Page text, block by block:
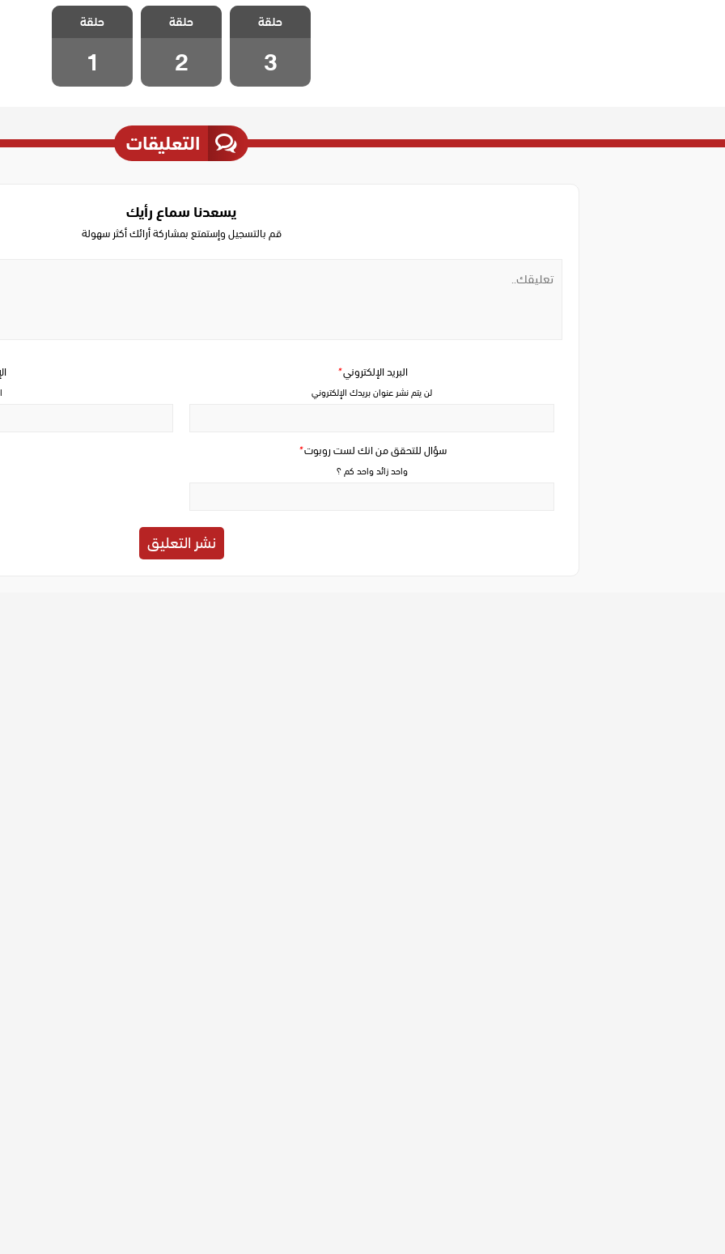
مسلسل اطفال
الجنة الحلقة 3
حلقة
3
مسلسل اطفال
الجنة الحلقة 2
حلقة
2
مسلسل اطفال
الجنة الحلقة 1
حلقة
1
التعليقات
يسعدنا سماع رأيك
قم بالتسجيل وإستمتع بمشاركة أرائك أكثر سهولة
سؤال للتحقق من انك لست روبوت*
واحد زائد واحد كم ؟
البريد الإلكتروني*
لن يتم نشر عنوان بريدك الإلكتروني